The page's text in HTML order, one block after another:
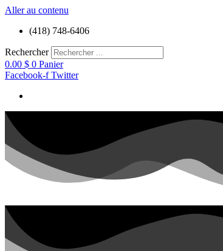
Aller au contenu
(418) 748-6406
Rechercher
0.00 $ 0 Panier
Facebook-f Twitter